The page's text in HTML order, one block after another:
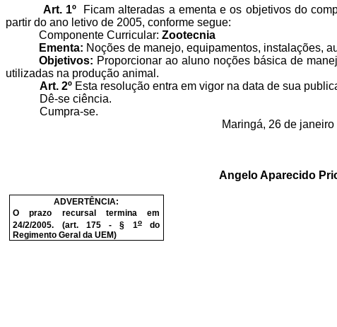
Art. 1º Ficam alteradas a ementa e os objetivos do
partir do ano letivo de 2005, conforme segue:
Componente Curricular:Zootecnia
Ementa: Noções de manejo, equipamentos, instalações,
Objetivos: Proporcionar ao aluno noções básica de
utilizadas na produção animal.
Art. 2º Esta resolução entra em vigor na data de sua
Dê-se ciência.
Cumpra-se.
Maringá, 26 de janeiro
Angelo Aparecido
ADVERTÊNCIA:
O prazo recursal termina em
24/2/2005. (art. 175 - § 1odo
Regimento Geral da UEM)